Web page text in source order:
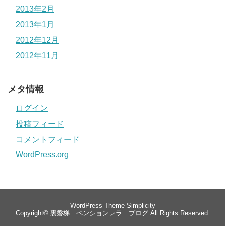
2013年2月
2013年1月
2012年12月
2012年11月
メタ情報
ログイン
投稿フィード
コメントフィード
WordPress.org
WordPress Theme Simplicity
Copyright© 裏磐梯 ペンションレラ ブログAll Rights Reserved.